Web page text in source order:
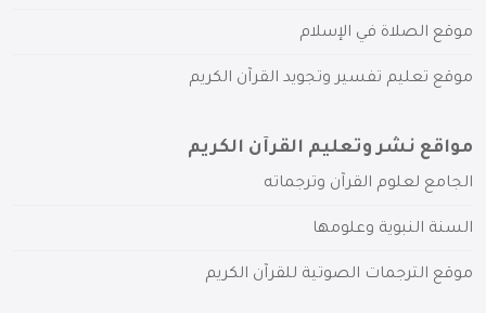
موقع الصلاة في الإسلام
موقع تعليم تفسير وتجويد القرآن الكريم
مواقع نشر وتعليم القرآن الكريم
الجامع لعلوم القرآن وترجماته
السنة النبوية وعلومها
موقع الترجمات الصوتية للقرآن الكريم